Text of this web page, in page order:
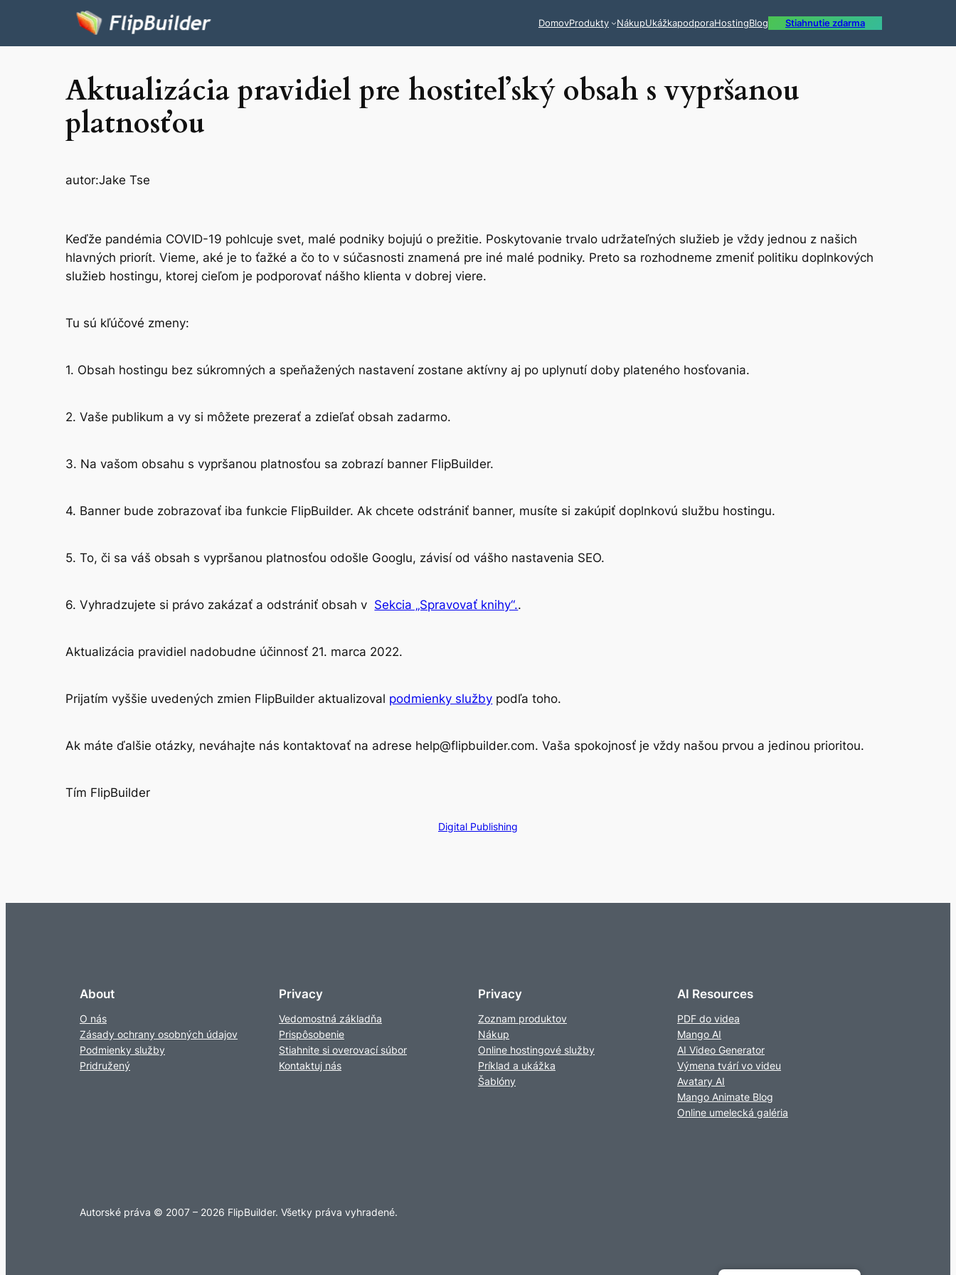
DomovProdukty NákupUkážkapodporaHostingBlog Stiahnutie zdarma
Aktualizácia pravidiel pre hostiteľský obsah s vypršanou
platnosťou
autor:Jake Tse
Keďže pandémia COVID-19 pohlcuje svet, malé podniky bojujú o prežitie. Poskytovanie trvalo udržateľných služieb je vždy jednou z našich
hlavných priorít. Vieme, aké je to ťažké a čo to v súčasnosti znamená pre iné malé podniky. Preto sa rozhodneme zmeniť politiku doplnkových
služieb hostingu, ktorej cieľom je podporovať nášho klienta v dobrej viere.
Tu sú kľúčové zmeny:
1. Obsah hostingu bez súkromných a speňažených nastavení zostane aktívny aj po uplynutí doby plateného hosťovania.
2. Vaše publikum a vy si môžete prezerať a zdieľať obsah zadarmo.
3. Na vašom obsahu s vypršanou platnosťou sa zobrazí banner FlipBuilder.
4. Banner bude zobrazovať iba funkcie FlipBuilder. Ak chcete odstrániť banner, musíte si zakúpiť doplnkovú službu hostingu.
5. To, či sa váš obsah s vypršanou platnosťou odošle Googlu, závisí od vášho nastavenia SEO.
6. Vyhradzujete si právo zakázať a odstrániť obsah v Sekcia „Spravovať knihy“..
Aktualizácia pravidiel nadobudne účinnosť 21. marca 2022.
Prijatím vyššie uvedených zmien FlipBuilder aktualizoval podmienky služby podľa toho.
Ak máte ďalšie otázky, neváhajte nás kontaktovať na adrese help@flipbuilder.com. Vaša spokojnosť je vždy našou prvou a jedinou prioritou.
Tím FlipBuilder
Digital Publishing
About
O nás
Zásady ochrany osobných údajov
Podmienky služby
Pridružený
Privacy
Vedomostná základňa
Prispôsobenie
Stiahnite si overovací súbor
Kontaktuj nás
Privacy
Zoznam produktov
Nákup
Online hostingové služby
Príklad a ukážka
Šablóny
AI Resources
PDF do videa
Mango AI
AI Video Generator
Výmena tvárí vo videu
Avatary AI
Mango Animate Blog
Online umelecká galéria
Autorské práva © 2007 – 2026 FlipBuilder. Všetky práva vyhradené.